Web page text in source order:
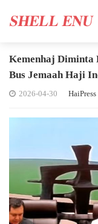
Kemenhaj Diminta
Bus Jemaah Haji
2026-04-30 HaiPress